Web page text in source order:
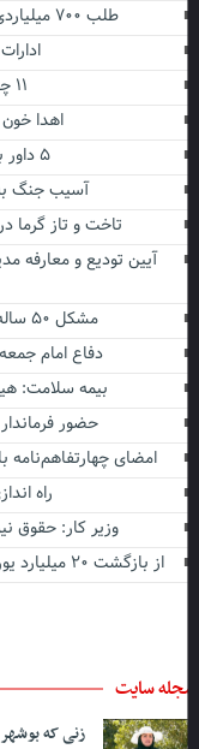
طلب ۷۰۰ میلیاردی دانشگاه علوم پزشکی بوشهر از بیمه ها
اهدا خون ۱۲هزار بوشهری ابتدای سالجاری
آسیب جنگ به ۸۴۰۰ واحد مسکونی-تجاری بوشهر
تاخت و تاز گرما در
آیین تودیع و معارفه
مشکل ۵۰ ساله اسناد مالکیت مردم بیدخون حل شد
دفاع امام
بیمه سلامت:
حضور
امضای چهارتفاهم‌نامه
راه
وزیر کار: حقوق
از بازگشت ۲۰ میلیارد یورو تا برخورد با شبکه کارت‌های بازرگانی اجاره‌ای
سایت
زنی که بوشهر